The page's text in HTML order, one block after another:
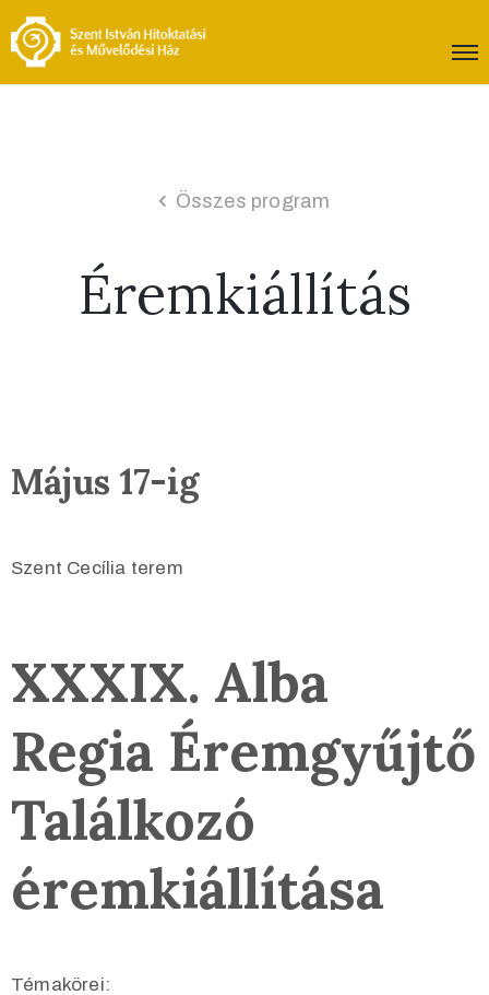
Összes program
Éremkiállítás
Május 17-ig
Szent Cecília terem
XXXIX. Alba
Regia Éremgyűjtő
Találkozó
éremkiállítása
Témakörei: